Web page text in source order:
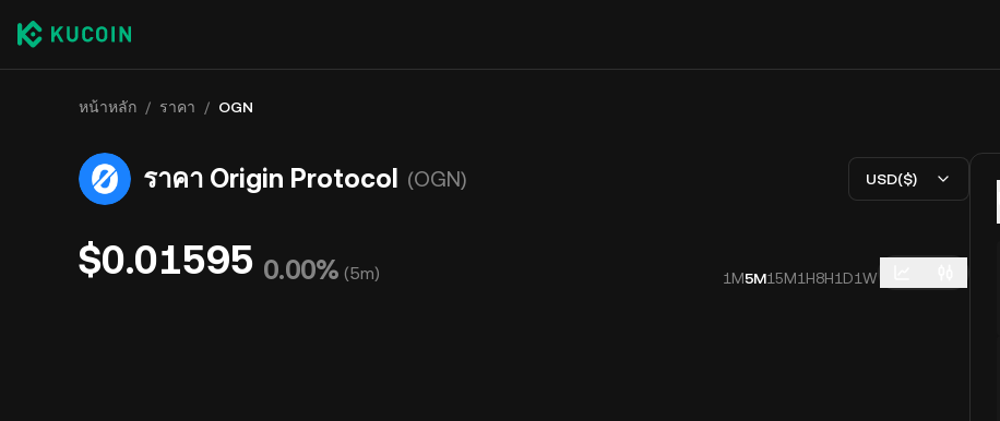
หน้าหลัก / ราคา / OGN
ราคา Origin Protocol (OGN) USD($)
$0.01595 0.00% (5m) 1M5M15M1H8H1D1W